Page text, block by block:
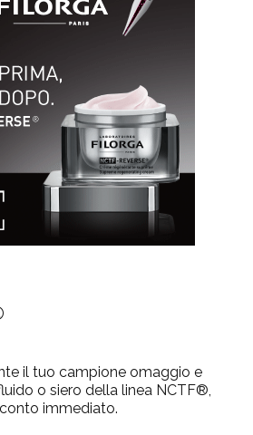
il tuo campione omaggio e
o siero della linea NCTF®,
immediato.